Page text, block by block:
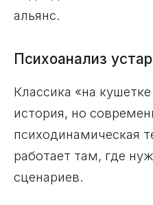
альянс.
Психоанализ
Классика «на
история, но
психодинамическая
работает там, где
сценариев.